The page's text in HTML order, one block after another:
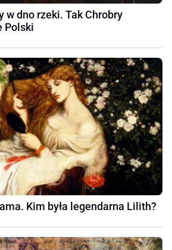
w dno rzeki. Tak Chrobry
Polski
Kim była legendarna Lilith?